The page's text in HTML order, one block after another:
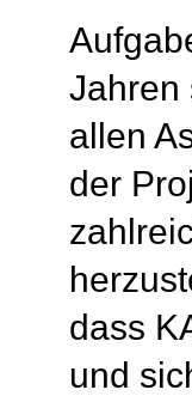
Jahren
allen
der
dass
und